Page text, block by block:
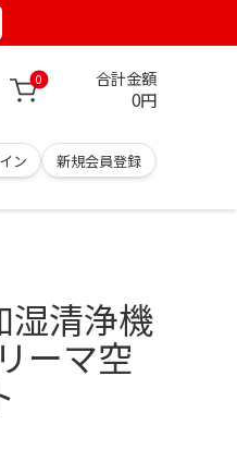
0 合計金額
0円
ン 新規会員登録
清浄機
ーマ空